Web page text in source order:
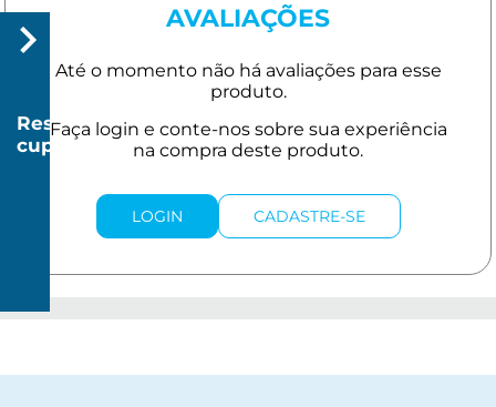
AVALIAÇÕES
LOGIN CADASTRE-SE
Resgatar
cupom
20